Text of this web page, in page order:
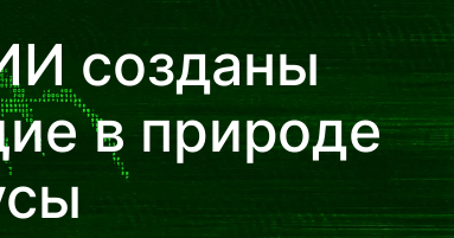
созданы
в природе